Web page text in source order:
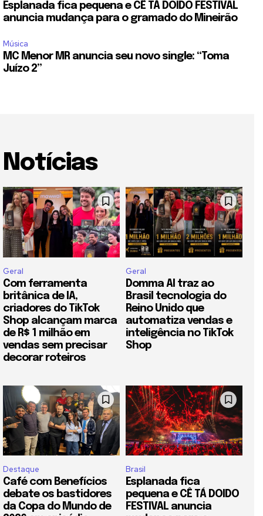
Esplanada fica pequena e CÊ TÁ DOIDO FESTIVAL
anuncia mudança para o gramado do Mineirão
Música
MC Menor MR anuncia seu novo single: “Toma
Juízo 2”
Notícias
Geral
Com ferramenta
britânica de IA,
criadores do TikTok
Shop alcançam marca
de R$ 1 milhão em
vendas sem precisar
decorar roteiros
Geral
Domma AI traz ao
Brasil tecnologia do
Reino Unido que
automatiza vendas e
inteligência no TikTok
Shop
Destaque
Café com Benefícios
debate os bastidores
da Copa do Mundo de
Brasil
Esplanada fica
pequena e CÊ TÁ DOIDO
FESTIVAL anuncia